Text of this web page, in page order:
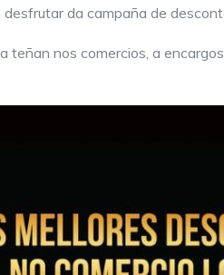
da campaña de
nos comercios, a